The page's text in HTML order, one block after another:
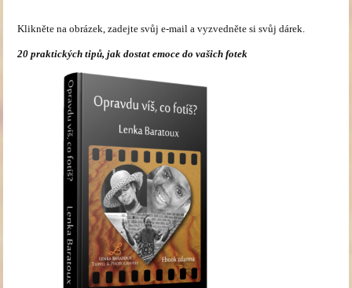
Klikněte na obrázek, zadejte svůj e-mail a vyzvedněte si svůj dárek.
20 praktických tipů, jak dostat emoce do vašich fotek